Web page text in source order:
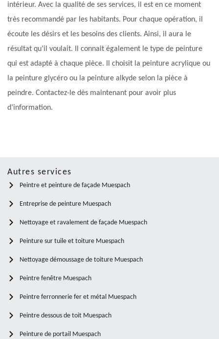
intérieur. Avec la qualité de ses services, il est en ce moment
très recommandé par les habitants. Pour chaque opération, il
écoute les désirs et les besoins des clients. Ainsi, il aura le
résultat qu’il voulait. Il connait également le type de peinture
qui est adapté à chaque pièce. Il choisit la peinture acrylique ou
la peinture glycéro ou la peinture alkyde selon la pièce à
peindre. Contactez-le dès maintenant pour avoir plus
d’information.
Autres services
Peintre et peinture de façade Muespach
Entreprise de peinture Muespach
Nettoyage et ravalement de façade Muespach
Peinture sur tuile et toiture Muespach
Nettoyage démoussage de toiture Muespach
Peintre fenêtre Muespach
Peintre ferronnerie fer et métal Muespach
Peintre dessous de toit Muespach
Peinture de portail Muespach